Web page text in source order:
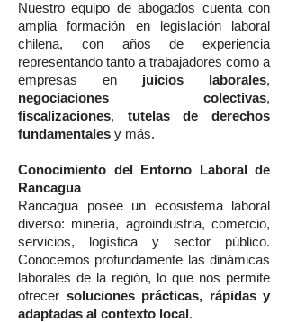
Nuestro equipo de abogados cuenta con
amplia formación en legislación laboral
chilena, con años de experiencia
representando tanto a trabajadores como a
empresas en juicios laborales,
negociaciones colectivas,
fiscalizaciones, tutelas de derechos
fundamentales y más.
Conocimiento del Entorno Laboral de
Rancagua
Rancagua posee un ecosistema laboral
diverso: minería, agroindustria, comercio,
servicios, logística y sector público.
Conocemos profundamente las dinámicas
laborales de la región, lo que nos permite
ofrecer soluciones prácticas, rápidas y
adaptadas al contexto local .